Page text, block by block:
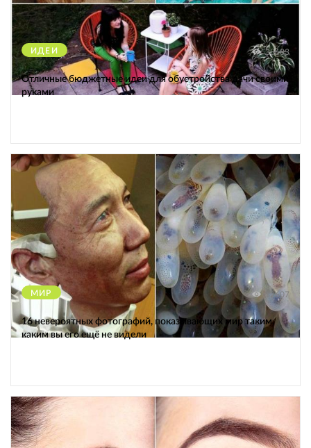
ИДЕИ 38683
Отличные бюджетные идеи для обустройства дачи своими
руками
МИР 12607
16 невероятных фотографий, показывающих мир таким,
каким вы его ещё не видели